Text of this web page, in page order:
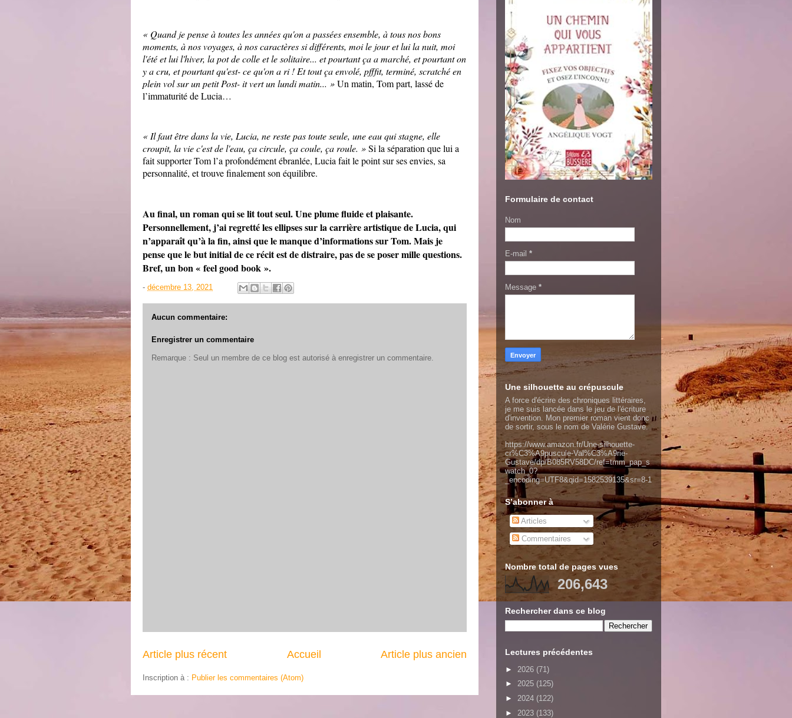
« Quand je pense à toutes les années qu'on a passées ensemble, à tous nos bons
moments, à nos voyages, à nos caractères si différents, moi le jour et lui la nuit, moi
l'été et lui l'hiver, la pot de colle et le solitaire... et pourtant ça a marché, et pourtant on
y a cru, et pourtant qu'est- ce qu'on a ri ! Et tout ça envolé, pfffit, terminé, scratché en
plein vol sur un petit Post- it vert un lundi matin... »Un matin, Tom part, lassé de
l’immaturité de Lucia…
« Il faut être dans la vie, Lucia, ne reste pas toute seule, une eau qui stagne, elle
croupit, la vie c'est de l'eau, ça circule, ça coule, ça roule. »Si la séparation que lui a
fait supporter Tom l’a profondément ébranlée, Lucia fait le point sur ses envies, sa
personnalité, et trouve finalement son équilibre.
Au final, un roman qui se lit tout seul. Une plume fluide et plaisante.
Personnellement, j’ai regretté les ellipses sur la carrière artistique de Lucia, qui
n’apparaît qu’à la fin, ainsi que le manque d’informations sur Tom. Mais je
pense que le but initial de ce récit est de distraire, pas de se poser mille questions.
Bref, un bon « feel good book ».
- décembre 13, 2021
Aucun commentaire:
Enregistrer un commentaire
Remarque : Seul un membre de ce blog est autorisé à enregistrer un commentaire.
Article plus récent Article plus ancien
Accueil
Inscription à : Publier les commentaires (Atom)
Formulaire de contact
Nom
E-mail *
Message *
Une silhouette au crépuscule
A force d'écrire des chroniques littéraires,
je me suis lancée dans le jeu de l'écriture
d'invention. Mon premier roman vient donc
de sortir, sous le nom de Valérie Gustave.
https://www.amazon.fr/Une-silhouette-
cr%C3%A9puscule-Val%C3%A9rie-
Gustave/dp/B085RV58DC/ref=tmm_pap_s
watch_0?
_encoding=UTF8&qid=1582539135&sr=8-1
S’abonner à
Articles
Commentaires
Nombre total de pages vues
206,643
Rechercher dans ce blog
Lectures précédentes
► 2026 (71)
► 2025 (125)
► 2024 (122)
► 2023 (133)